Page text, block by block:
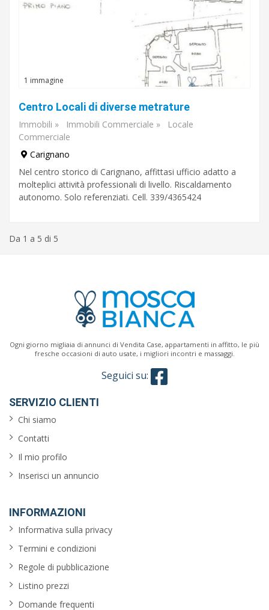
1 immagine
Centro Locali di diverse metrature
Immobili » Immobili Commerciale »
Locale
Commerciale
Carignano
Nel centro storico di Carignano, affittasi ufficio adatto a
molteplici attività professionali di livello. Riscaldamento
autonomo. Solo referenziati. Cell. 339/4365424
Da 1 a 5 di 5
Ogni giorno migliaia di annunci di Vendita Case, appartamenti in affitto, le più
fresche occasioni di auto usate, i migliori incontri e massaggi.
Seguici su:
SERVIZIO CLIENTI
Chi siamo
Contatti
Il mio profilo
Inserisci un annuncio
INFORMAZIONI
Informativa sulla privacy
Termini e condizioni
Regole di pubblicazione
Listino prezzi
Domande frequenti